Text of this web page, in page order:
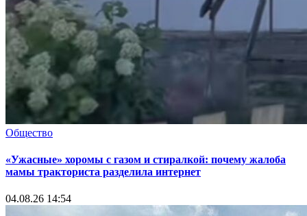
Общество
«Ужасные» хоромы с газом и стиралкой: почему жалоба
мамы тракториста разделила интернет
04.08.26 14:54